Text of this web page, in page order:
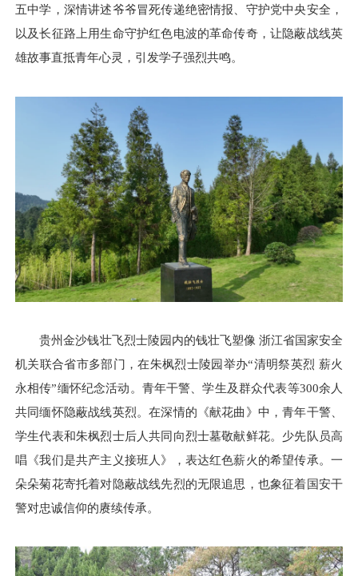
五中学，深情讲述爷爷冒死传递绝密情报、守护党中央安全，
以及长征路上用生命守护红色电波的革命传奇，让隐蔽战线英
雄故事直抵青年心灵，引发学子强烈共鸣。
贵州金沙钱壮飞烈士陵园内的钱壮飞塑像 浙江省国家安全
机关联合省市多部门，在朱枫烈士陵园举办“清明祭英烈 薪火
永相传”缅怀纪念活动。青年干警、学生及群众代表等300余人
共同缅怀隐蔽战线英烈。在深情的《献花曲》中，青年干警、
学生代表和朱枫烈士后人共同向烈士墓敬献鲜花。少先队员高
唱《我们是共产主义接班人》，表达红色薪火的希望传承。一
朵朵菊花寄托着对隐蔽战线先烈的无限追思，也象征着国安干
警对忠诚信仰的赓续传承。